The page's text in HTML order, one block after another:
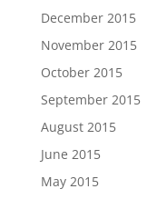
December 2015
November 2015
October 2015
September 2015
August 2015
June 2015
May 2015